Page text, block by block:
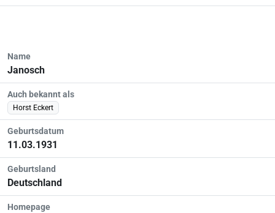
Name
Janosch
Auch bekannt als
Horst Eckert
Geburtsdatum
11.03.1931
Geburtsland
Deutschland
Homepage